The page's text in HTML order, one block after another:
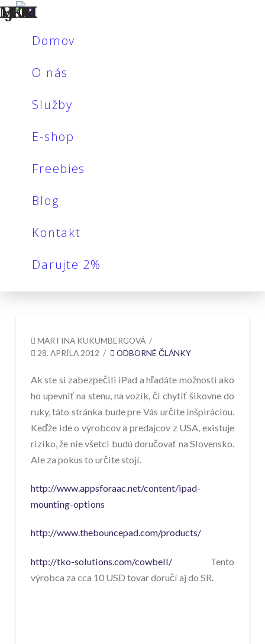
Navigation
Domov
O nás
Služby
E-shop
Freebies
Blog
Kontakt
Darujte 2%
MARTINA KUKUMBERGOVÁ
28. APRÍLA 2012
ODBORNÉ ČLÁNKY
Ak ste si zabezpečili iPad a hľadáte možnosti ako
ho upevniť na stenu, na vozík, či chytiť šikovne do
ruky, táto stránka bude pre Vás určite inšpiráciou.
Keďže ide o výrobcov a predajcov z USA, existuje
riziko, že nie všetci budú doručovať na Slovensko.
Ale za pokus to určite stojí.
http://www.appsforaac.net/content/ipad-
mounting-options
http://www.thebouncepad.com/products/
http://tko-solutions.com/cowbell/Tento
výrobca za cca 10 USD tovar doručí aj do SR.